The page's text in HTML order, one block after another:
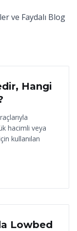
ve Faydalı Blog
Hangi
hacimli veya
kullanılan
Lowbed